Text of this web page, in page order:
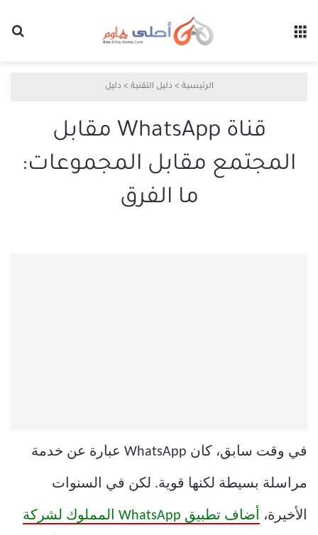
الرئيسية > دليل التقنية > دليل
قناة WhatsApp مقابل
المجتمع مقابل المجموعات:
ما الفرق
في وقت سابق، كان WhatsApp عبارة عن خدمة
مراسلة بسيطة لكنها قوية. لكن في السنوات
الأخيرة، أضاف تطبيق WhatsApp المملوك لشركة